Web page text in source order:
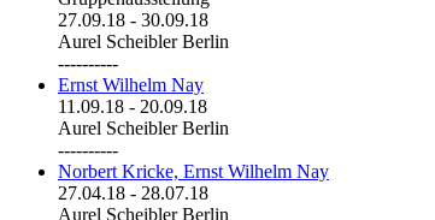
27.09.18 - 30.09.18
Aurel Scheibler Berlin
----------
Ernst Wilhelm Nay
11.09.18 - 20.09.18
Aurel Scheibler Berlin
----------
Norbert Kricke, Ernst Wilhelm Nay
27.04.18 - 28.07.18
Aurel Scheibler Berlin